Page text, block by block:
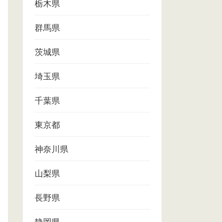
栃木県
群馬県
茨城県
埼玉県
千葉県
東京都
神奈川県
山梨県
長野県